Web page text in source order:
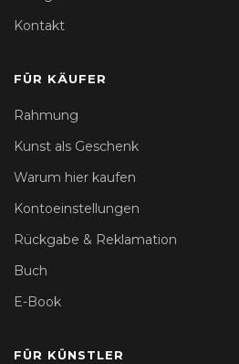
Kontakt
FÜR KÄUFER
Rahmung
Kunst als Geschenk
Warum hier kaufen
Kontoeinstellungen
Rückgabe & Reklamation
Buch
E-Book
FÜR KÜNSTLER